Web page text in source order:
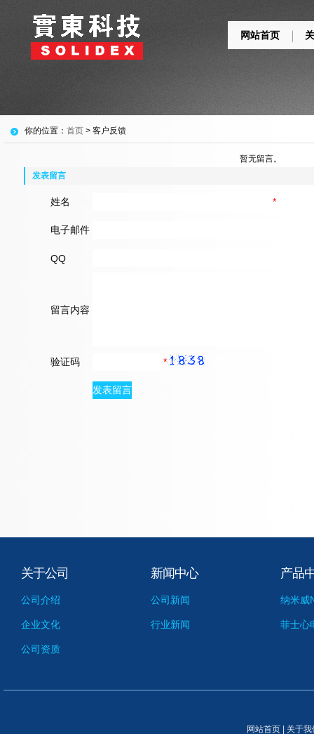
网站首页
你的位置： 首页 > 客户反馈
暂无留言。
发表留言
姓名 *
电子邮件
QQ
留言内容
验证码 *
关于公司
公司介绍
企业文化
公司资质
新闻中心
公司新闻
行业新闻
产品
纳米威
菲士心
网站首页|
关于我